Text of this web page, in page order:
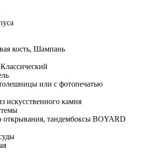
кость, Шампань
или с фотопечатью
искусственного камня
тандембоксы BOYARD